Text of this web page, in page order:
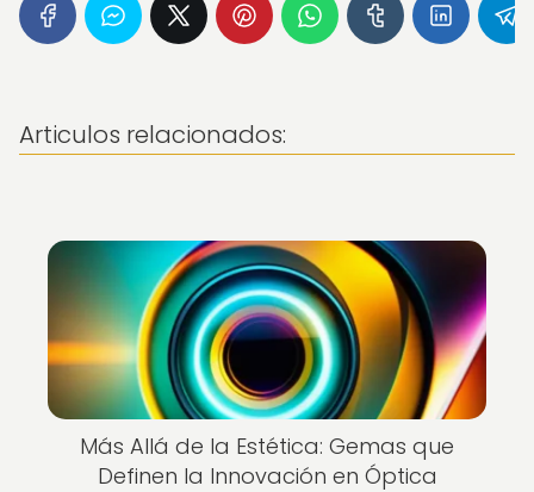
Articulos relacionados:
Más Allá de la Estética: Gemas que
Definen la Innovación en Óptica